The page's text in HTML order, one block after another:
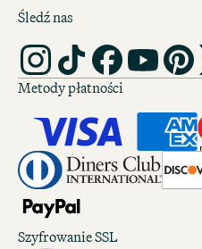
Śledź nas
Metody płatności
Szyfrowanie SSL